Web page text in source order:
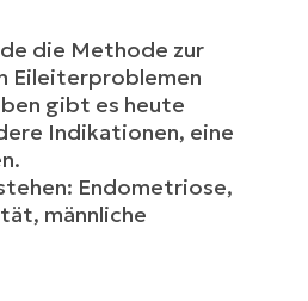
die Methode zur
Eileiterproblemen
gibt es heute
Indikationen, eine
Endometriose,
männliche